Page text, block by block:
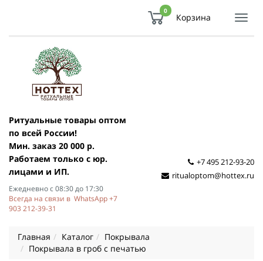
0
Корзина
Ритуальные товары оптом
по всей России!
Мин. заказ 20 000 р.
Работаем только с юр.
лицами и ИП.
Ежедневно с 08:30 до 17:30
Всегда на связи в WhatsApp +7
903 212-39-31
+7 495 212-93-20
ritualoptom@hottex.ru
Главная Каталог
Покрывала
Покрывала в гроб с печатью